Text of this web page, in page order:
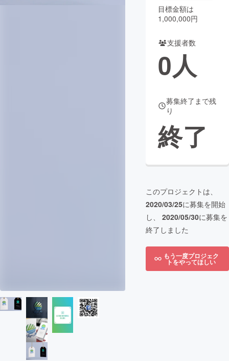
CAMPFIRE Creation
コミュニティ
目標金額は
1,000,000円
支援者数
0人
募集終了まで残
り
終了
このプロジェクトは、
2020/03/25に募集を開始
し、 2020/05/30に募集を
終了しました
もう一度プロジェク
トをやってほしい